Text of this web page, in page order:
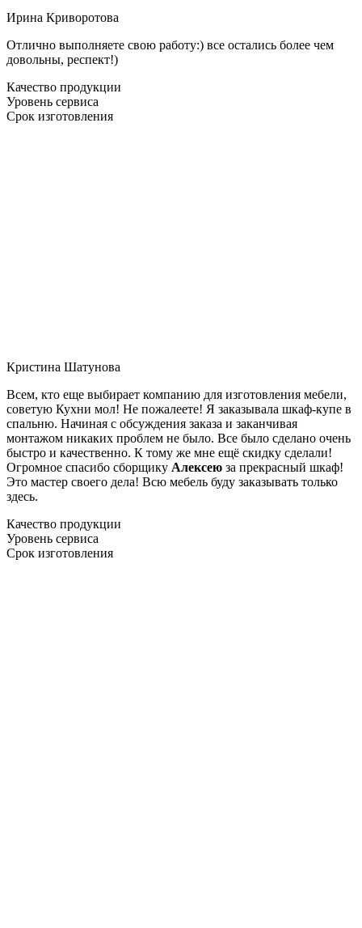
Ирина Криворотова
Отлично выполняете свою работу:) все остались более чем
довольны, респект!)
Качество продукции
Уровень сервиса
Срок изготовления
Кристина Шатунова
Всем, кто еще выбирает компанию для изготовления мебели,
советую Кухни мол! Не пожалеете! Я заказывала шкаф-купе в
спальню. Начиная с обсуждения заказа и заканчивая
монтажом никаких проблем не было. Все было сделано очень
быстро и качественно. К тому же мне ещё скидку сделали!
Огромное спасибо сборщику Алексею за прекрасный шкаф!
Это мастер своего дела! Всю мебель буду заказывать только
здесь.
Качество продукции
Уровень сервиса
Срок изготовления